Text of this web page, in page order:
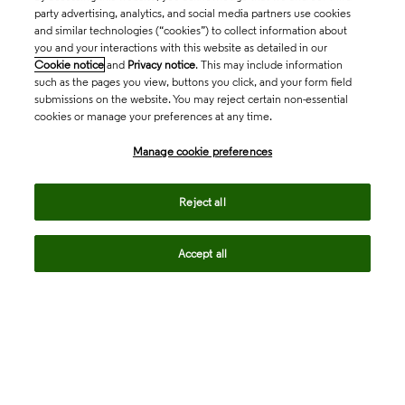
party advertising, analytics, and social media partners use cookies
and similar technologies (“cookies”) to collect information about
you and your interactions with this website as detailed in our
Cookie notice and Privacy notice. This may include information
such as the pages you view, buttons you click, and your form field
submissions on the website. You may reject certain non-essential
cookies or manage your preferences at any time.
Manage cookie preferences
Reject all
Accept all